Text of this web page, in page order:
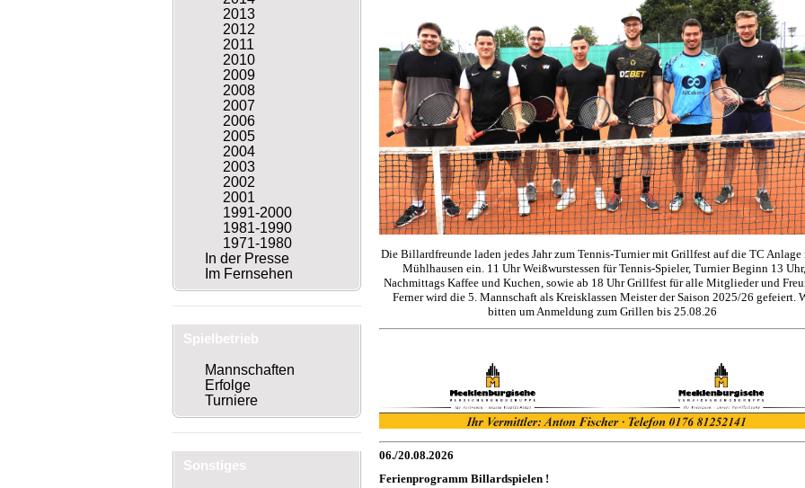
2013
2012
2011
2010
2009
2008
2007
2006
2005
2004
2003
2002
2001
1991-2000
1981-1990
1971-1980
In der Presse
Im Fernsehen
Spielbetrieb
Mannschaften
Erfolge
Turniere
Sonstiges
Die Billardfreunde laden jedes Jahr zum Tennis-Turnier mit Grillfest auf die TC Anlage
Mühlhausen ein. 11 Uhr Weißwurstessen für Tennis-Spieler, Turnier Beginn 13 Uhr,
Nachmittags Kaffee und Kuchen, sowie ab 18 Uhr Grillfest für alle Mitglieder und
Ferner wird die 5. Mannschaft als Kreisklassen Meister der Saison 2025/26 gefeiert.
bitten um Anmeldung zum Grillen bis 25.08.26
06./20.08.2026
Ferienprogramm Billardspielen !